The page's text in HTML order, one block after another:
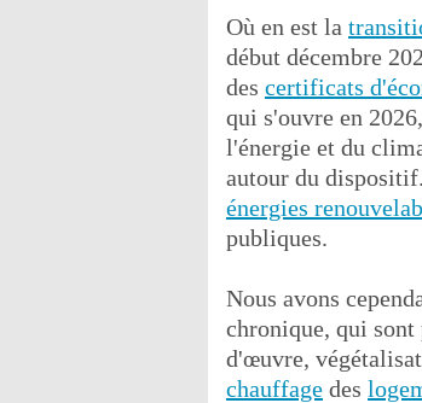
Où en est la
début décembre
des certificats
qui s'ouvre en
l'énergie et du
autour du
énergies
publiques.
Nous avons
chronique, qui sont
d'œuvre,
chauffage des